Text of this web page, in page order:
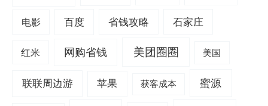
电影 百度 省钱攻略 石家庄
红米 网购省钱 美团圈圈 美国
联联周边游 苹果 获客成本 蜜源